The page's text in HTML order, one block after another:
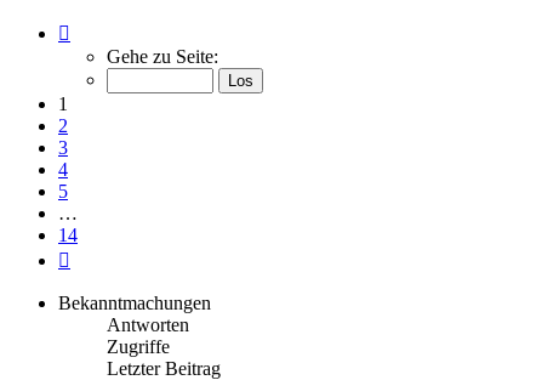
von
Gehe zu Seite:
1
2
3
4
5
…
14
Bekanntmachungen
Antworten
Zugriffe
Letzter Beitrag